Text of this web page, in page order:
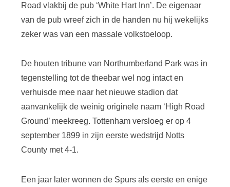
Road vlakbij de pub ‘White Hart Inn’. De eigenaar
van de pub wreef zich in de handen nu hij wekelijks
zeker was van een massale volkstoeloop.
De houten tribune van Northumberland Park was in
tegenstelling tot de theebar wel nog intact en
verhuisde mee naar het nieuwe stadion dat
aanvankelijk de weinig originele naam ‘High Road
Ground’ meekreeg. Tottenham versloeg er op 4
september 1899 in zijn eerste wedstrijd Notts
County met 4-1.
Een jaar later wonnen de Spurs als eerste en enige